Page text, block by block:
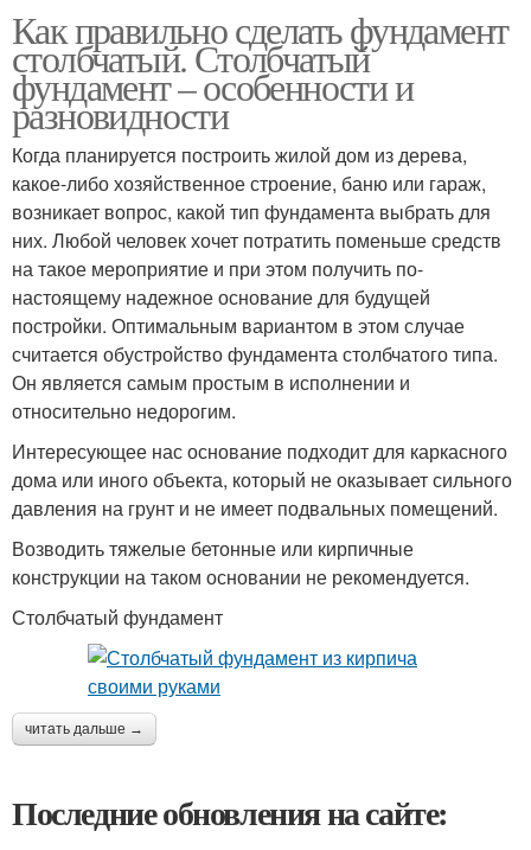
Как правильно сделать фундамент
столбчатый. Столбчатый
фундамент – особенности и
разновидности
Когда планируется построить жилой дом из дерева,
какое-либо хозяйственное строение, баню или гараж,
возникает вопрос, какой тип фундамента выбрать для
них. Любой человек хочет потратить поменьше средств
на такое мероприятие и при этом получить по-
настоящему надежное основание для будущей
постройки. Оптимальным вариантом в этом случае
считается обустройство фундамента столбчатого типа.
Он является самым простым в исполнении и
относительно недорогим.
Интересующее нас основание подходит для каркасного
дома или иного объекта, который не оказывает сильного
давления на грунт и не имеет подвальных помещений.
Возводить тяжелые бетонные или кирпичные
конструкции на таком основании не рекомендуется.
Столбчатый фундамент
читать дальше →
Последние обновления на сайте: